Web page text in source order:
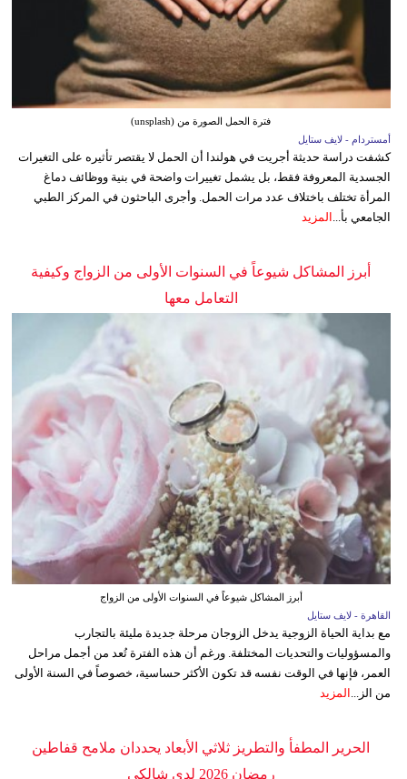
فترة الحمل الصورة من (unsplash)
أمستردام - لايف ستايل
كشفت دراسة حديثة أجريت في هولندا أن الحمل لا يقتصر تأثيره على التغيرات
الجسدية المعروفة فقط، بل يشمل تغييرات واضحة في بنية ووظائف دماغ
المرأة تختلف باختلاف عدد مرات الحمل. وأجرى الباحثون في المركز الطبي
الجامعي بأ... المزيد
أبرز المشاكل شيوعاً في السنوات الأولى من الزواج وكيفية
التعامل معها
أبرز المشاكل شيوعاً في السنوات الأولى من الزواج
القاهرة - لايف ستايل
مع بداية الحياة الزوجية يدخل الزوجان مرحلة جديدة مليئة بالتجارب
والمسؤوليات والتحديات المختلفة. ورغم أن هذه الفترة تُعد من أجمل مراحل
العمر، فإنها في الوقت نفسه قد تكون الأكثر حساسية، خصوصاً في السنة الأولى
من الز...
المزيد
الحرير المطفأ والتطريز ثلاثي الأبعاد يحددان ملامح قفاطين
رمضان 2026 لدى شالكي